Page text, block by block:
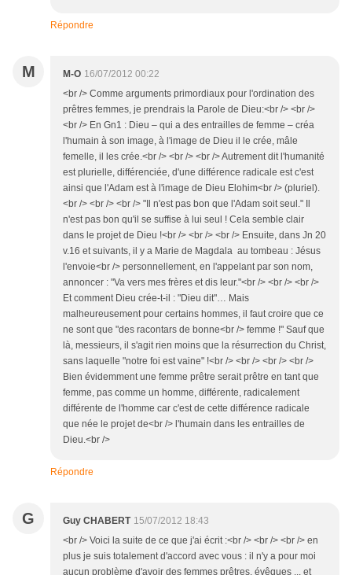
Répondre
M M-O 16/07/2012 00:22
<br /> Comme arguments primordiaux pour l'ordination des
prêtres femmes, je prendrais la Parole de Dieu:<br /> <br />
<br /> En Gn1 : Dieu – qui a des entrailles de femme – créa
l'humain à son image, à l'image de Dieu il le crée, mâle
femelle, il les crée.<br /> <br /> <br /> Autrement dit l'humanité
est plurielle, différenciée, d'une différence radicale est c'est
ainsi que l'Adam est à l'image de Dieu Elohim<br /> (pluriel).
<br /> <br /> <br /> "Il n'est pas bon que l'Adam soit seul." Il
n'est pas bon qu'il se suffise à lui seul ! Cela semble clair
dans le projet de Dieu !<br /> <br /> <br /> Ensuite, dans Jn 20
v.16 et suivants, il y a Marie de Magdala au tombeau : Jésus
l'envoie<br /> personnellement, en l'appelant par son nom,
annoncer : "Va vers mes frères et dis leur."<br /> <br /> <br />
Et comment Dieu crée-t-il : "Dieu dit"… Mais
malheureusement pour certains hommes, il faut croire que ce
ne sont que "des racontars de bonne<br /> femme !" Sauf que
là, messieurs, il s'agit rien moins que la résurrection du Christ,
sans laquelle "notre foi est vaine" !<br /> <br /> <br /> <br />
Bien évidemment une femme prêtre serait prêtre en tant que
femme, pas comme un homme, différente, radicalement
différente de l'homme car c'est de cette différence radicale
que née le projet de<br /> l'humain dans les entrailles de
Dieu.<br />
Répondre
G Guy CHABERT 15/07/2012 18:43
<br /> Voici la suite de ce que j'ai écrit :<br /> <br /> <br /> en
plus je suis totalement d'accord avec vous : il n'y a pour moi
aucun problème d'avoir des femmes prêtres, évêques ... et